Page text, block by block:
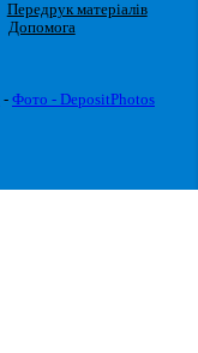
Передрук матеріалів
Допомога
- Фото - DepositPhotos